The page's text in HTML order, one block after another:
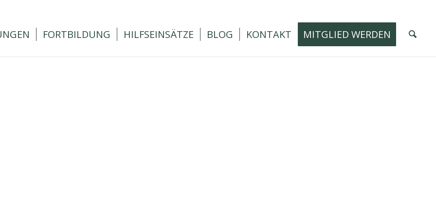
FORTBILDUNG HILFSEINSÄTZE BLOG KONTAKT MITGLIED WERDEN